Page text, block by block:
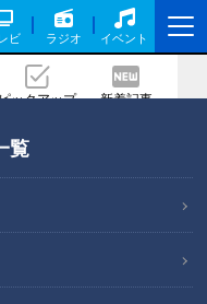
ビ ラジオ イベント
ックアップ 新着記事
覧
チャント！】